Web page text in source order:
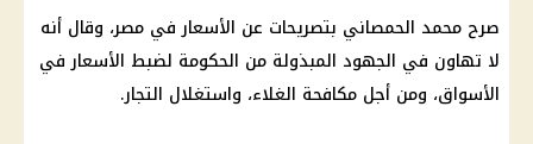
صرح محمد الحمصاني بتصريحات عن الأسعار في مصر، وقال أنه
لا تهاون في الجهود المبذولة من الحكومة لضبط الأسعار في
الأسواق، ومن أجل مكافحة الغلاء، واستغلال التجار.